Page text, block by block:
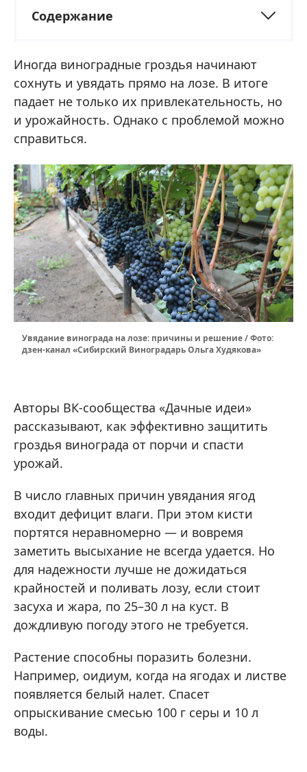
Содержание
Иногда виноградные гроздья начинают
сохнуть и увядать прямо на лозе. В итоге
падает не только их привлекательность, но
и урожайность. Однако с проблемой можно
справиться.
Увядание винограда на лозе: причины и решение / Фото:
дзен-канал «Сибирский Виноградарь Ольга Худякова»
Авторы ВК-сообщества «Дачные идеи»
рассказывают, как эффективно защитить
гроздья винограда от порчи и спасти
урожай.
В число главных причин увядания ягод
входит дефицит влаги. При этом кисти
портятся неравномерно — и вовремя
заметить высыхание не всегда удается. Но
для надежности лучше не дожидаться
крайностей и поливать лозу, если стоит
засуха и жара, по 25–30 л на куст. В
дождливую погоду этого не требуется.
Растение способны поразить болезни.
Например, оидиум, когда на ягодах и листве
появляется белый налет. Спасет
опрыскивание смесью 100 г серы и 10 л
воды.